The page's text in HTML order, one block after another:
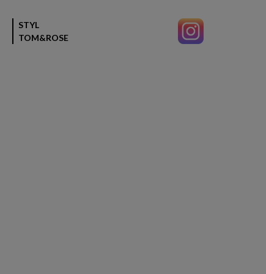
STYL
TOM&ROSE